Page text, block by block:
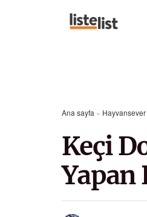
Ana sayfa » Hayvansever
Keçi
Yapan